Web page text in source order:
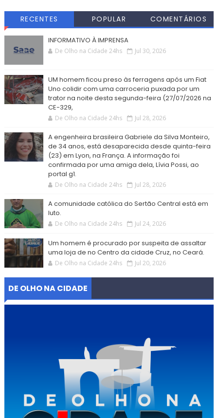
RECENTES POPULAR COMENTÁRIOS
INFORMATIVO À IMPRENSA
De Olho na Cidade 24hs Jul 30, 2026
UM homem ficou preso às ferragens após um Fiat
Uno colidir com uma carroceria puxada por um
trator na noite desta segunda-feira (27/07/2026 na
CE-329,
De Olho na Cidade 24hs Jul 28, 2026
A engenheira brasileira Gabriele da Silva Monteiro,
de 34 anos, está desaparecida desde quinta-feira
(23) em Lyon, na França. A informação foi
confirmada por uma amiga dela, Lívia Possi, ao
portal g1.
De Olho na Cidade 24hs Jul 28, 2026
A comunidade católica do Sertão Central está em
luto.
De Olho na Cidade 24hs Jul 24, 2026
Um homem é procurado por suspeita de assaltar
uma loja de no Centro da cidade Cruz, no Ceará.
De Olho na Cidade 24hs Jul 20, 2026
DE OLHO NA CIDADE